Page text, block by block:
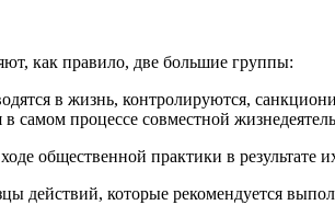
как правило, две большие группы:
в жизнь, контролируются,
самом процессе совместной
общественной практики в результате
действий, которые рекомендуется